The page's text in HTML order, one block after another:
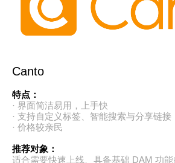
Canto
特点：
· 界面简洁易用，上手快
· 支持自定义标签、智能搜索与分享链接
· 价格较亲民
推荐对象：
适合需要快速上线、具备基础 DAM 功